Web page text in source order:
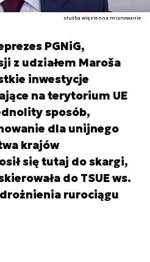
służba więzienna mianowanie
PGNiG,
z udziałem Maroša
inwestycje
na terytorium UE
sposób,
dla unijnego
krajów
się tutaj do skargi,
do TSUE ws.
rurociągu